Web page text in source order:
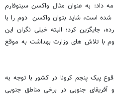
علمی کشوری کووید ۱۹ ادامه داد: به عنوان مثال واکسن سینوفارم
است، شاید بتوان واکسن دوم را با
جایگزین کرد؛ البته خیلی نگران این
با تلاش های وزارت بهداشت به موقع
پیک پنجم کرونا در کشور با توجه به
جنوبی در برخی مناطق جنوبی